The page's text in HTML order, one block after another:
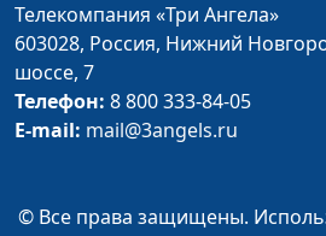
Не говори, что нет
уже спасенья
Юрий
Вернигор
Там, где так сияют
звёзды
Юрий
Телекомпания «Три Ангела»
603028, Россия, Нижний
шоссе, 7
Телефон: 8 800 333-84-05
E-mail: mail@3angels.ru
© Все права защищены.